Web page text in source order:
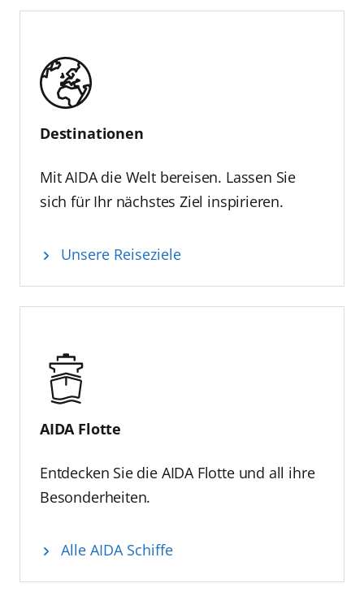
Destinationen
Mit AIDA die Welt bereisen. Lassen Sie
sich für Ihr nächstes Ziel inspirieren.
Unsere Reiseziele
AIDA Flotte
Entdecken Sie die AIDA Flotte und all ihre
Besonderheiten.
Alle AIDA Schiffe